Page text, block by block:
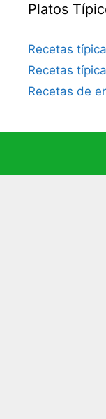
Platos
Recetas
Recetas
Recetas de